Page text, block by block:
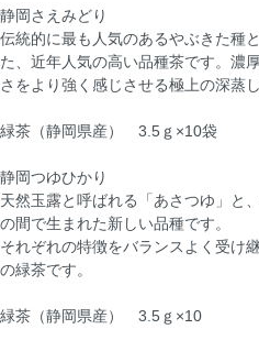
静岡さえみどり
伝統的に最も人気のあるやぶきた種
た、近年人気の高い品種茶です。濃
さをより強く感じさせる極上の深蒸
緑茶（静岡県産） 3.5ｇ×10袋
静岡つゆひかり
天然玉露と呼ばれる「あさつゆ」と
の間で生まれた新しい品種です。
それぞれの特徴をバランスよく受け
の緑茶です。
緑茶（静岡県産） 3.5ｇ×10